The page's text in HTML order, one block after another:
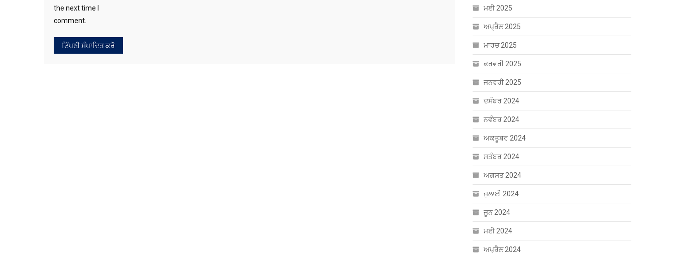
the next time I
comment.
ਮਈ 2025
ਅਪ੍ਰੈਲ 2025
ਮਾਰਚ 2025
ਫਰਵਰੀ 2025
ਜਨਵਰੀ 2025
ਦਸੰਬਰ 2024
ਨਵੰਬਰ 2024
ਅਕਤੂਬਰ 2024
ਸਤੰਬਰ 2024
ਅਗਸਤ 2024
ਜੁਲਾਈ 2024
ਜੂਨ 2024
ਮਈ 2024
ਅਪ੍ਰੈਲ 2024